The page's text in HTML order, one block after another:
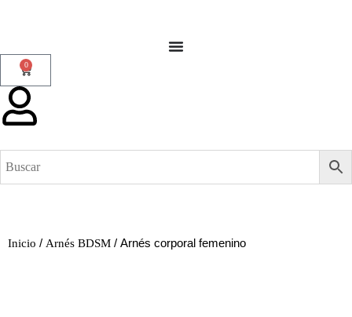
0
Inicio / Arnés BDSM / Arnés corporal femenino